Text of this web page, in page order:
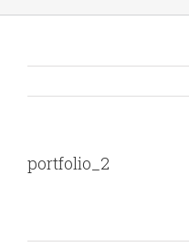
portfolio_2